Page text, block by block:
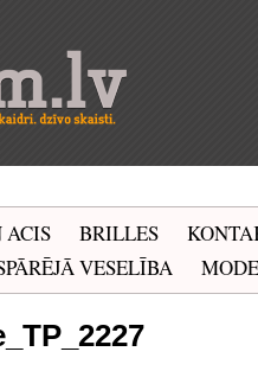
ACIS BRILLES
VESELĪBA MODE